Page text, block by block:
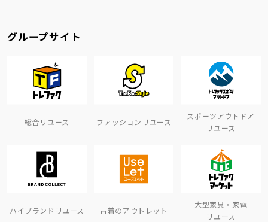
グループサイト
総合リユース ファッションリユース
スポーツアウトドア
リユース
ハイブランドリユース 古着のアウトレット
大型家具・家電
リユース